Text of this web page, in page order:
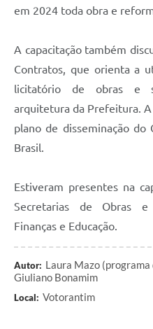
em 2024 toda obra e
A capacitação também
Contratos, que orienta a
licitatório de obras e
arquitetura da Prefeitura.
plano de disseminação
Brasil.
Estiveram presentes na
Secretarias de Obras e
Finanças e Educação.
Autor: Laura Mazo
Giuliano Bonamim
Local: Votorantim